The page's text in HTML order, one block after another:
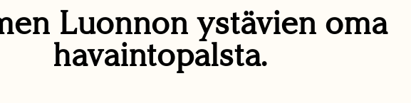
Luonnon ystävien oma
havaintopalsta.